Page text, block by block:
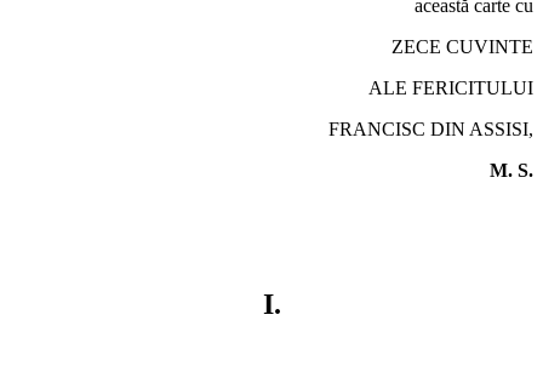
această carte cu
ZECE CUVINTE
ALE FERICITULUI
FRANCISC DIN ASSISI,
M. S.
I.